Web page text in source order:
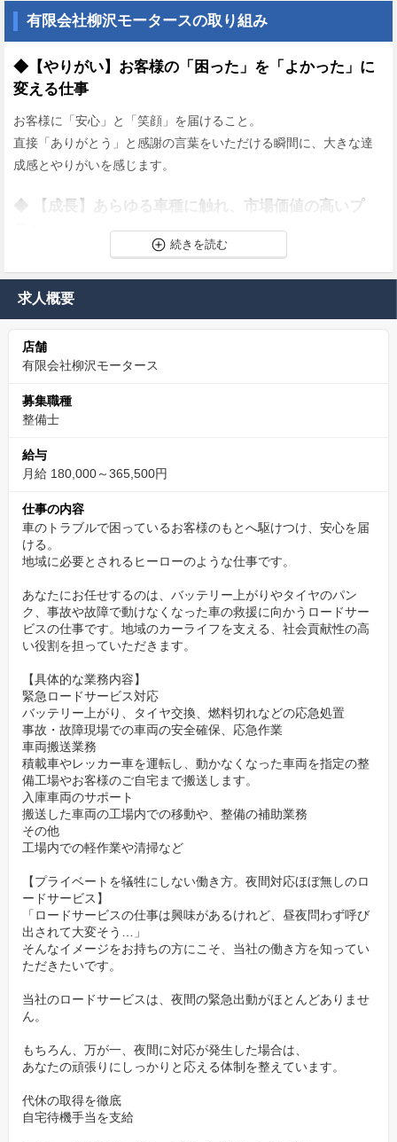
有限会社柳沢モータースの取り組み
◆【やりがい】お客様の「困った」を「よかった」に
変える仕事
お客様に「安心」と「笑顔」を届けること。
直接「ありがとう」と感謝の言葉をいただける瞬間に、大きな達
成感とやりがいを感じます。
◆ 【成長】あらゆる車種に触れ、市場価値の高いプ
あなたの「クルマ好き」という気持ちを、決して飽きさせること
はありません。
◆ 【安心】業界トップクラスの福利厚生で生活を全
力応援
考えています。
家賃の約半額を補助する「住宅手当」や、配偶者と子どもを支え
を直接サポートする制度が充実しています。
きな魅力です。
◆ 【環境】チームワーク抜群！いつでも相談できる
少人数の会社だからこそ、社員同士の距離が近く、とてもアット
ホームな雰囲気です。
困ったことがあればすぐに相談でき、みんなで助け合う風土が根
付いています。
年に数回の社内イベントでは、部署の垣根を越えて盛り上がり、
最高のチームワークが自慢です。
◆【将来性】スキルアップを全力で応援！充実の教育
体制
整備士として、常に最新の技術を学び続けることは不可欠です。
当社では、メーカー主催の勉強会への参加を推奨し、常に新しい
知識をアップデートできる環境を整えています。
また、さらなるスキルアップを目指したい方には、資格取得支援
も行っています。
あなたの「学びたい」という意欲を、私たちは全力で応援しま
す。
求人概要
店舗
有限会社柳沢モータース
募集職種
整備士
給与
月給 180,000～365,500円
仕事の内容
車のトラブルで困っているお客様のもとへ駆けつけ、安心を届
ける。
地域に必要とされるヒーローのような仕事です。
あなたにお任せするのは、バッテリー上がりやタイヤのパン
ク、事故や故障で動けなくなった車の救援に向かうロードサー
ビスの仕事です。地域のカーライフを支える、社会貢献性の高
い役割を担っていただきます。
【具体的な業務内容】
緊急ロードサービス対応
バッテリー上がり、タイヤ交換、燃料切れなどの応急処置
事故・故障現場での車両の安全確保、応急作業
車両搬送業務
積載車やレッカー車を運転し、動かなくなった車両を指定の整
備工場やお客様のご自宅まで搬送します。
入庫車両のサポート
搬送した車両の工場内での移動や、整備の補助業務
その他
工場内での軽作業や清掃など
【プライベートを犠牲にしない働き方。夜間対応ほぼ無しのロ
ードサービス】
「ロードサービスの仕事は興味があるけれど、昼夜問わず呼び
出されて大変そう…」
そんなイメージをお持ちの方にこそ、当社の働き方を知ってい
ただきたいです。
当社のロードサービスは、夜間の緊急出動がほとんどありませ
ん。
もちろん、万が一、夜間に対応が発生した場合は、
あなたの頑張りにしっかりと応える体制を整えています。
代休の取得を徹底
自宅待機手当を支給